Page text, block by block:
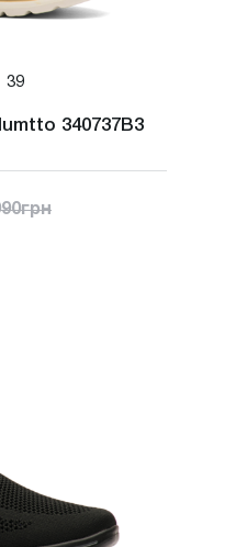
39
340737B3
грн